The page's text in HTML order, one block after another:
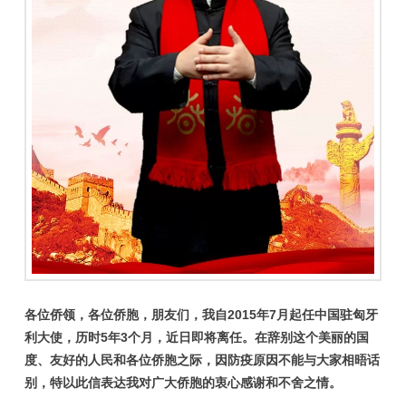
各位侨领，各位侨胞，朋友们，我自2015年7月起任中国驻匈牙
利大使，历时5年3个月，近日即将离任。在辞别这个美丽的国
度、友好的人民和各位侨胞之际，因防疫原因不能与大家相晤话
别，特以此信表达我对广大侨胞的衷心感谢和不舍之情。